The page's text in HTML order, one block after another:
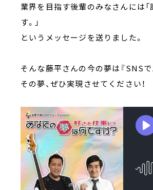
業界を目指す後輩のみなさんには
す。」
というメッセージを送りました。
そんな藤平さんの今の夢は『SNS
その夢、ぜひ実現させてください！